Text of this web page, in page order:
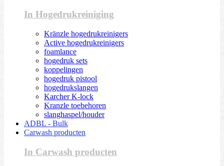
In Hogedrukreiniging
Kränzle hogedrukreinigers
Active hogedrukreinigers
foamlance
hogedruk sets
koppelingen
hogedruk pistool
hogedrukslangen
Karcher K-lock
Kranzle toebehoren
slanghaspel/houder
ADBL - Bulk
Carwash producten
In Carwash producten